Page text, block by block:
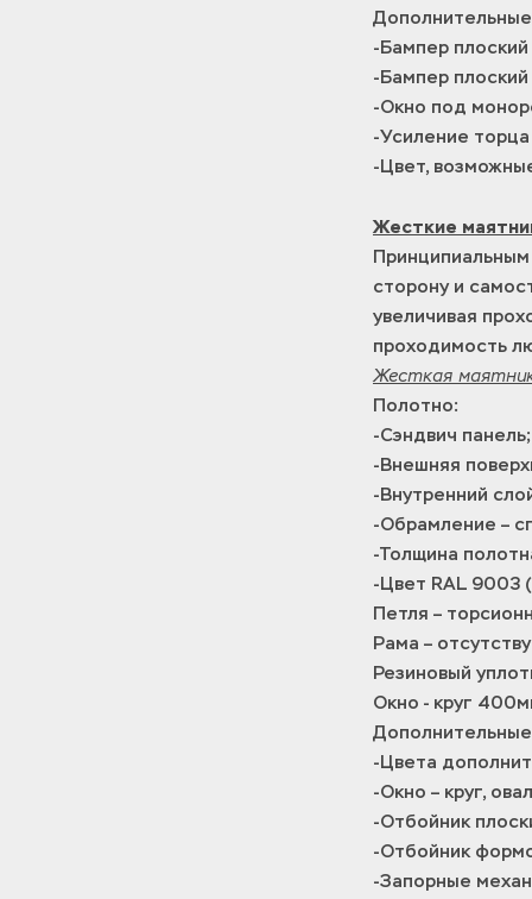
-Бампер
-Бампер
-Окно под
-Усиление
-Цвет,
Жесткие
сторону и
увеличивая
проходимость
Жесткая
Полотно:
-Сэндвич панель;
-Внешняя
-Внутренний
-Обрамление –
-Толщина
-Цвет RAL 9003
Петля –
Рама –
Резиновый
Окно - круг
-Цвета
-Окно – круг,
-Отбойник
-Отбойник
-Запорные